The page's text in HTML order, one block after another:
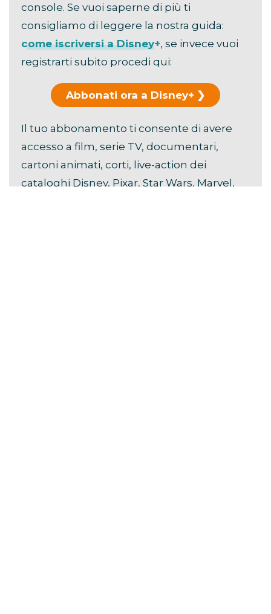
console. Se vuoi saperne di più ti
consigliamo di leggere la nostra guida:
come iscriversi a Disney+, se invece vuoi
registrarti subito procedi qui:
Abbonati ora a Disney+
Il tuo abbonamento ti consente di avere
accesso a film, serie TV, documentari,
cartoni animati, corti, live-action dei
cataloghi Disney, Pixar, Star Wars, Marvel,